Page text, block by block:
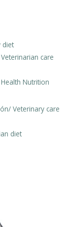
diet
care
Nutrition
Veterinary care
diet